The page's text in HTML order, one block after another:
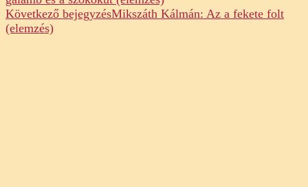
Navigation
Következő bejegyzésMikszáth Kálmán: Az a fekete folt
(elemzés)